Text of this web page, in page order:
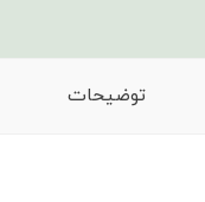
توضیحات